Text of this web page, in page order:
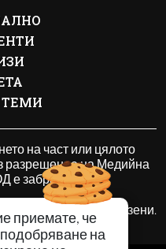
приемате, че
подобряване на
на част или цялото
разрешение на Медийна
е забранено.
Всички права запазени.